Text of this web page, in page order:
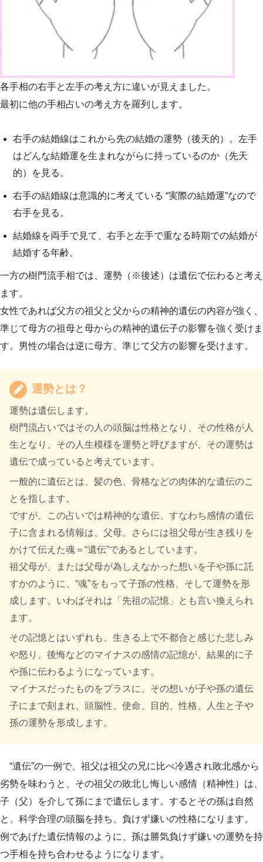
各手相の右手と左手の考え方に違いが見えました。
最初に他の手相占いの考え方を羅列します。
右手の結婚線はこれから先の結婚の運勢（後天的）。左手
はどんな結婚運を生まれながらに持っているのか（先天
的）を見る。
右手の結婚線は意識的に考えている “実際の結婚運”なので
右手を見る。
結婚線を両手で見て、右手と左手で重なる時期での結婚が
結婚する年齢。
一方の樹門流手相では、運勢（※後述）は遺伝で伝わると考え
ます。
女性であれば父方の祖父と父からの精神的遺伝の内容が強く、
準じて母方の祖母と母からの精神的遺伝子の影響を強く受けま
す。男性の場合は逆に母方、準じて父方の影響を受けます。
運勢とは？
運勢は遺伝します。
樹門流占いではその人の頭脳は性格となり、その性格が人
生となり、その人生模様を運勢と呼びますが、その運勢は
遺伝で成っていると考えています。
一般的に遺伝とは、髪の色、骨格などの肉体的な遺伝のこ
とを指します。
ですが、この占いでは精神的な遺伝、すなわち感情の遺伝
子に含まれる情報は、父母、さらには祖父母が生き残りを
かけて伝えた魂＝“遺伝”であるとしています。
祖父母が、または父母が為しえなかった想いを子や孫に託
すかのように、“魂”をもって子孫の性格、そして運勢を形
成します。いわばそれは「先祖の記憶」とも言い換えられ
ます。
その記憶とはいずれも、生きる上で不都合と感じた悲しみ
や怒り、後悔などのマイナスの感情の記憶が、結果的に子
や孫に伝わるようになっています。
マイナスだったものをプラスに、その想いが子や孫の遺伝
子にまで刻まれ、頭脳性、使命、目的、性格、人生と子や
孫の運勢を形成します。
“遺伝”の一例で、祖父は祖父の兄に比べ冷遇され敗北感から
劣勢を味わうと、その祖父の敗北し悔しい感情（精神性）は、
子（父）を介して孫にまで遺伝します。するとその孫は自然
と、科学合理の頭脳を持ち、負けず嫌いの性格になります。
例であげた遺伝情報のように、孫は勝気負けず嫌いの運勢を持
つ手相を持ち合わせるようになります。